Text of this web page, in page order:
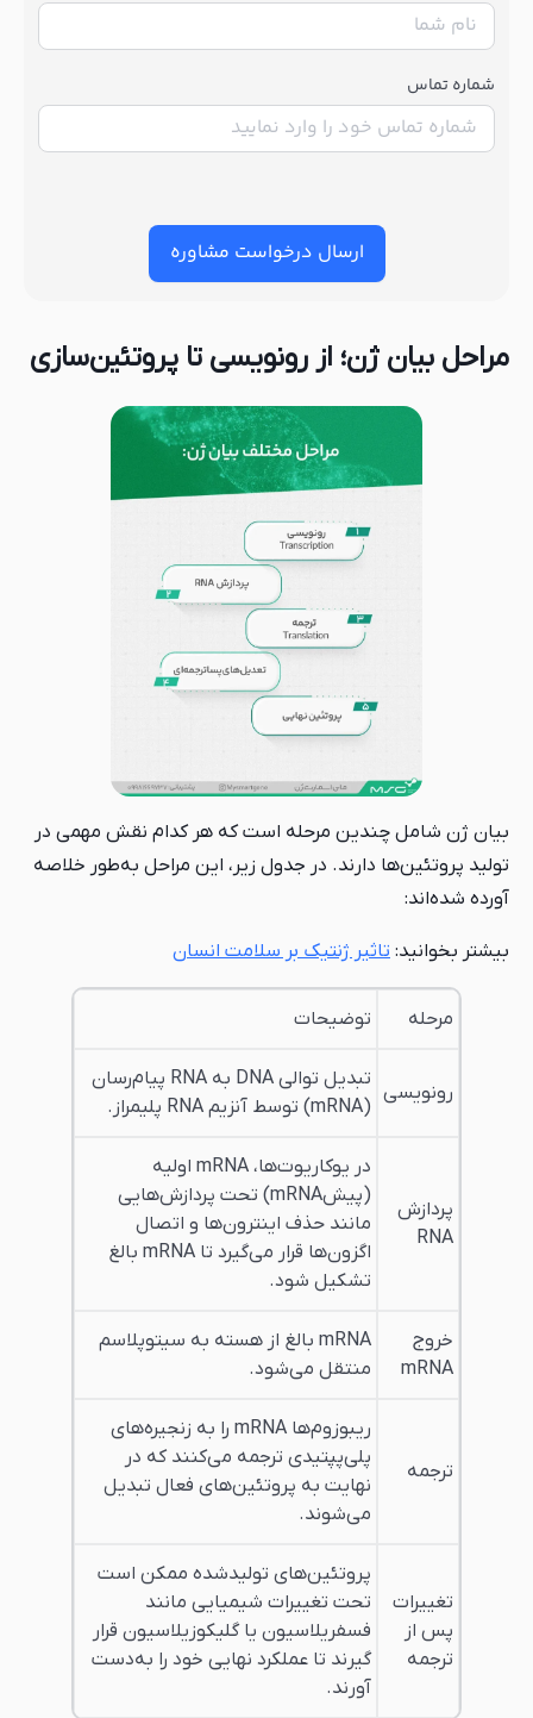
ارسال درخواست مشاوره
از رونویسی تا پروتئین‌سازی
مرحله است که هر کدام نقش مهمی در
در جدول زیر، این مراحل به‌طور خلاصه
ژنتیک بر سلامت انسان
تبدیل توالی DNA به RNA پیام‌رسان
در یوکاریوت‌ها، mRNA اولیه
(پیش‌mRNA) تحت پردازش‌هایی
حذف اینترون‌ها و اتصال
اگزون‌ها قرار می‌گیرد تا mRNA بالغ
mRNA بالغ از هسته به سیتوپلاسم
می‌شود.
ریبوزوم‌ها mRNA را به زنجیره‌های
ترجمه می‌کنند که در
به پروتئین‌های فعال تبدیل
تولیدشده ممکن است
تغییرات شیمیایی مانند
یا گلیکوزیلاسیون قرار
تا عملکرد نهایی خود را به‌دست